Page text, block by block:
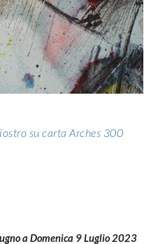
su carta Arches 300
a Domenica 9 Luglio 2023